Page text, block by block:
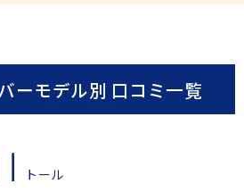
ーモデル別 口コミ一覧
トール